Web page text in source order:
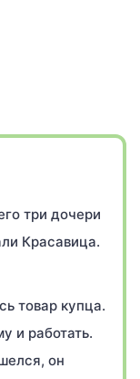
три дочери
Красавица.
товар купца.
и работать.
он